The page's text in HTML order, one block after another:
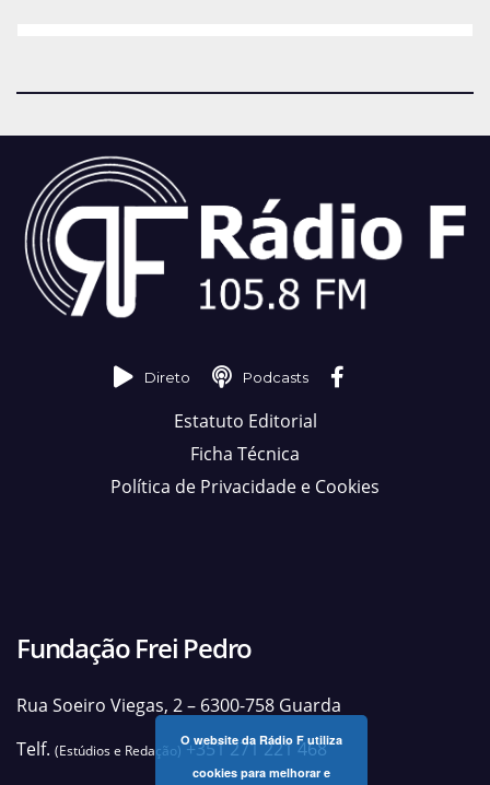
Direto Podcasts
Estatuto Editorial
Ficha Técnica
Política de Privacidade e Cookies
Fundação Frei Pedro
Rua Soeiro Viegas, 2 – 6300-758 Guarda
Telf. (Estúdios e Redação)+351 271 221 468
O website da Rádio F utiliza
cookies para melhorar e